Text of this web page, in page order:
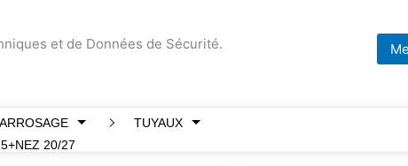
et de Données de Sécurité.
ARROSAGE
TUYAUX
20/27